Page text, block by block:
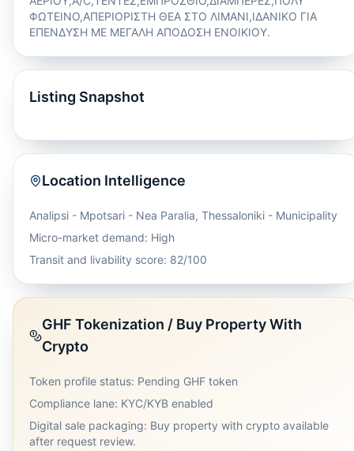
ΦΩΤΕΙΝΟ,ΑΠΕΡΙΟΡΙΣΤΗ ΘΕΑ ΣΤΟ ΛΙΜΑΝΙ,ΙΔΑΝΙΚΟ ΓΙΑ
ΕΠΕΝΔΥΣΗ ΜΕ ΜΕΓΑΛΗ ΑΠΟΔΟΣΗ ΕΝΟΙΚΙΟΥ.
Listing Snapshot
Location Intelligence
Analipsi - Mpotsari - Nea Paralia, Thessaloniki - Municipality
Micro-market demand: High
Transit and livability score: 82/100
GHF Tokenization / Buy Property With
Crypto
Token profile status: Pending GHF token
Compliance lane: KYC/KYB enabled
Digital sale packaging: Buy property with crypto available
after request review.